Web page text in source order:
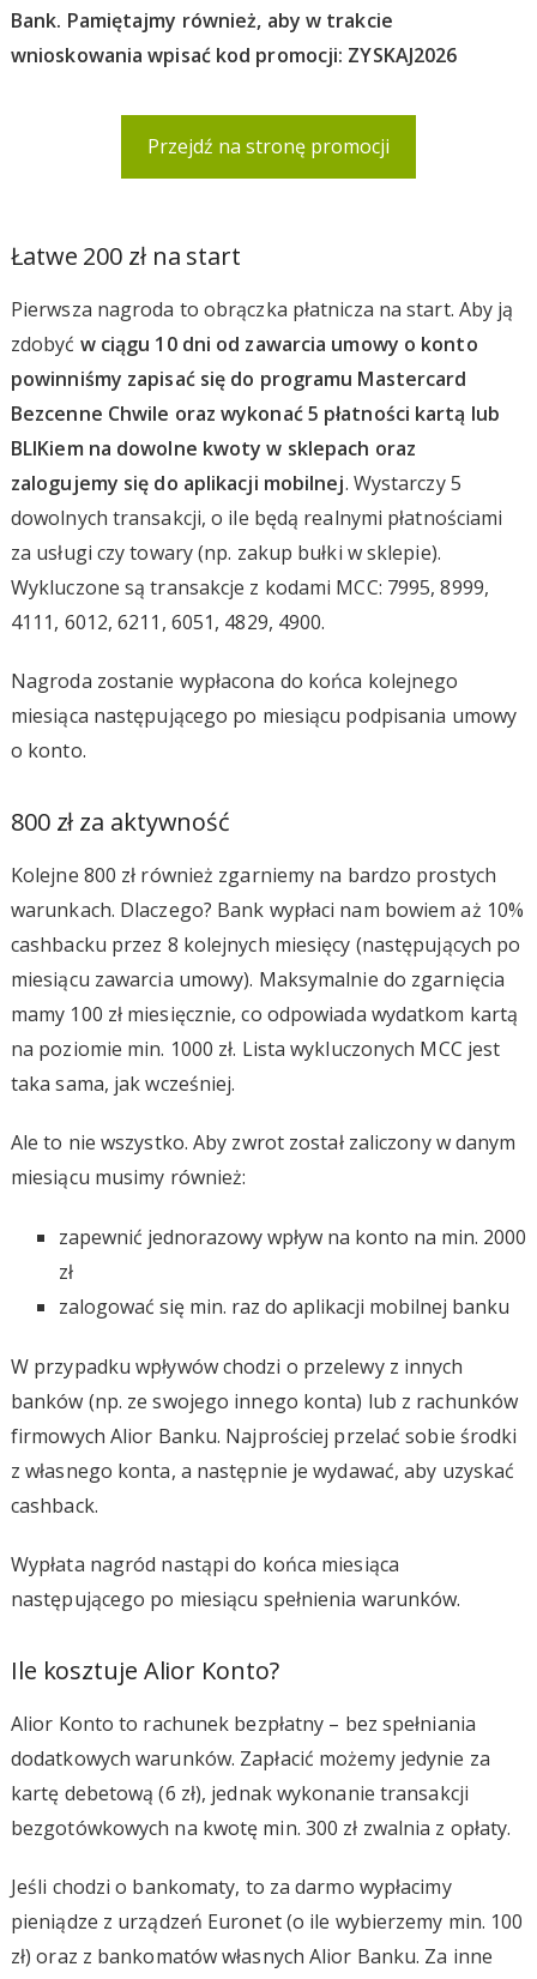
Bank. Pamiętajmy również, aby w trakcie
wnioskowania wpisać kod promocji: ZYSKAJ2026
Przejdź na stronę promocji
Łatwe 200 zł na start
Pierwsza nagroda to obrączka płatnicza na start. Aby ją
zdobyć w ciągu 10 dni od zawarcia umowy o konto
powinniśmy zapisać się do programu Mastercard
Bezcenne Chwile oraz wykonać 5 płatności kartą lub
BLIKiem na dowolne kwoty w sklepach oraz
zalogujemy się do aplikacji mobilnej. Wystarczy 5
dowolnych transakcji, o ile będą realnymi płatnościami
za usługi czy towary (np. zakup bułki w sklepie).
Wykluczone są transakcje z kodami MCC: 7995, 8999,
4111, 6012, 6211, 6051, 4829, 4900.
Nagroda zostanie wypłacona do końca kolejnego
miesiąca następującego po miesiącu podpisania umowy
o konto.
800 zł za aktywność
Kolejne 800 zł również zgarniemy na bardzo prostych
warunkach. Dlaczego? Bank wypłaci nam bowiem aż 10%
cashbacku przez 8 kolejnych miesięcy (następujących po
miesiącu zawarcia umowy). Maksymalnie do zgarnięcia
mamy 100 zł miesięcznie, co odpowiada wydatkom kartą
na poziomie min. 1000 zł. Lista wykluczonych MCC jest
taka sama, jak wcześniej.
Ale to nie wszystko. Aby zwrot został zaliczony w danym
miesiącu musimy również:
zapewnić jednorazowy wpływ na konto na min. 2000
zł
zalogować się min. raz do aplikacji mobilnej banku
W przypadku wpływów chodzi o przelewy z innych
banków (np. ze swojego innego konta) lub z rachunków
firmowych Alior Banku. Najprościej przelać sobie środki
z własnego konta, a następnie je wydawać, aby uzyskać
cashback.
Wypłata nagród nastąpi do końca miesiąca
następującego po miesiącu spełnienia warunków.
Ile kosztuje Alior Konto?
Alior Konto to rachunek bezpłatny – bez spełniania
dodatkowych warunków. Zapłacić możemy jedynie za
kartę debetową (6 zł), jednak wykonanie transakcji
bezgotówkowych na kwotę min. 300 zł zwalnia z opłaty.
Jeśli chodzi o bankomaty, to za darmo wypłacimy
pieniądze z urządzeń Euronet (o ile wybierzemy min. 100
zł) oraz z bankomatów własnych Alior Banku. Za inne